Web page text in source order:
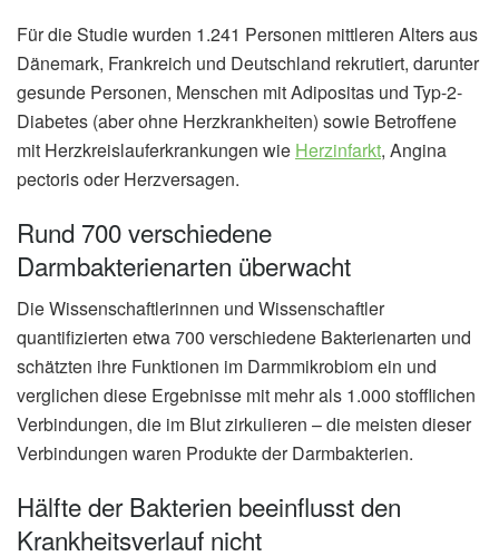
Für die Studie wurden 1.241 Personen mittleren Alters aus
Dänemark, Frankreich und Deutschland rekrutiert, darunter
gesunde Personen, Menschen mit Adipositas und Typ-2-
Diabetes (aber ohne Herzkrankheiten) sowie Betroffene
mit Herzkreislauferkrankungen wie Herzinfarkt, Angina
pectoris oder Herzversagen.
Rund 700 verschiedene
Darmbakterienarten überwacht
Die Wissenschaftlerinnen und Wissenschaftler
quantifizierten etwa 700 verschiedene Bakterienarten und
schätzten ihre Funktionen im Darmmikrobiom ein und
verglichen diese Ergebnisse mit mehr als 1.000 stofflichen
Verbindungen, die im Blut zirkulieren – die meisten dieser
Verbindungen waren Produkte der Darmbakterien.
Hälfte der Bakterien beeinflusst den
Krankheitsverlauf nicht